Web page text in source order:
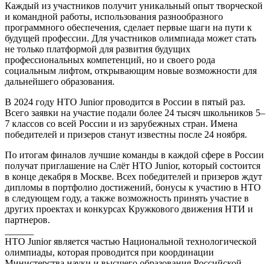
Каждый из участников получит уникальный опыт творческой
и командной работы, использования разнообразного
программного обеспечения, сделает первые шаги на пути к
будущей профессии. Для участников олимпиада может стать
не только платформой для развития будущих
профессиональных компетенций, но и своего рода
социальным лифтом, открывающим новые возможности для
дальнейшего образования.
В 2024 году НТО Junior проводится в России в пятый раз.
Всего заявки на участие подали более 24 тысяч школьников 5–
7 классов со всей России и из зарубежных стран. Имена
победителей и призеров станут известны после 24 ноября.
По итогам финалов лучшие команды в каждой сфере в России
получат приглашение на Слёт НТО Junior, который состоится
в конце декабря в Москве. Всех победителей и призеров ждут
дипломы в портфолио достижений, бонусы к участию в НТО
в следующем году, а также возможность принять участие в
других проектах и конкурсах Кружкового движения НТИ и
партнеров.
НТО Junior является частью Национальной технологической
олимпиады, которая проводится при координации